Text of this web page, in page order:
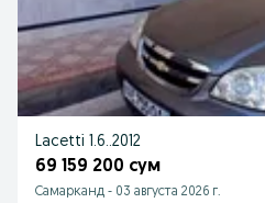
Lacetti 1.6..2012
69 159 200 сум
Самарканд - 03 августа 2026 г.